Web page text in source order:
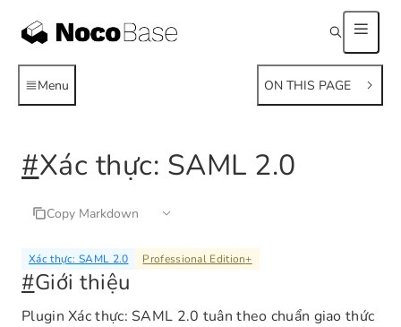
Menu ON THIS PAGE
#Xác thực: SAML 2.0
Copy Markdown
Xác thực: SAML 2.0 Professional Edition+
#Giới thiệu
Plugin Xác thực: SAML 2.0 tuân theo chuẩn giao thức